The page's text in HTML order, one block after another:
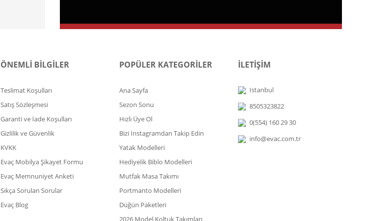
ÖNEMLİ BİLGİLER
Teslimat Koşulları
Satış Sözleşmesi
Garanti ve İade Koşulları
Gizlilik ve Güvenlik
KVKK
Evaç Mobilya Şikayet Formu
Evaç Memnuniyet Anketi
Sıkça Sorulan Sorular
Evaç Blog
POPÜLER KATEGORİLER
Ana Sayfa
Sezon Sonu
Hızlı Üye Ol
Bizi İnstagramdan Takip Edin
Yatak Modelleri
Hediyelik Biblo Modelleri
Mutfak Masa Takımı
Portmanto Modelleri
Düğün Paketleri
2026 Model Koltuk Takımları
İLETİŞİM
Istanbul
8505323822
0(554) 160 29 30
info@evac.com.tr